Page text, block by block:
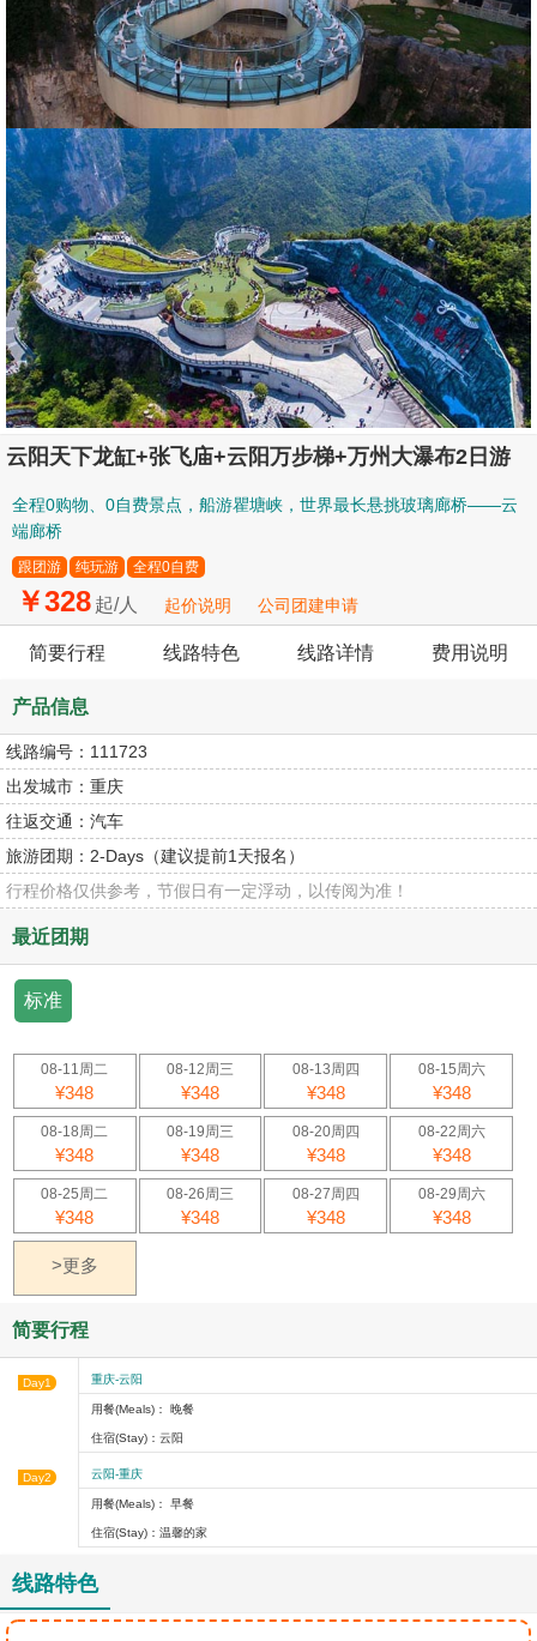
云阳天下龙缸+张飞庙+云阳万步梯+万州大瀑布2日游
全程0购物、0自费景点，船游瞿塘峡，世界最长悬挑玻璃廊桥——云
端廊桥
跟团游 纯玩游 全程0自费
￥328 起/人 起价说明 公司团建申请
简要行程 线路特色 线路详情 费用说明
产品信息
线路编号： 111723
出发城市： 重庆
往返交通： 汽车
旅游团期： 2-Days（建议提前1天报名）
行程价格仅供参考，节假日有一定浮动，以传阅为准！
最近团期
标准
08-11周二
¥348
08-12周三
¥348
08-13周四
¥348
08-15周六
¥348
08-18周二
¥348
08-19周三
¥348
08-20周四
¥348
08-22周六
¥348
08-25周二
¥348
08-26周三
¥348
08-27周四
¥348
08-29周六
¥348
>更多
简要行程
Day1 重庆-云阳
用餐(Meals)： 晚餐
住宿(Stay)：云阳
Day2 云阳-重庆
用餐(Meals)： 早餐
住宿(Stay)：温馨的家
线路特色